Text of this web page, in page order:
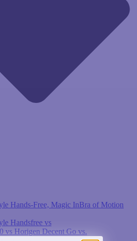
Hands-Free, Magic InBra of Motion
Handsfree vs
vs Horigen Decent Go vs.